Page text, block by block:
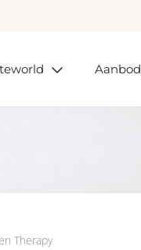
Therapy
Aanbod